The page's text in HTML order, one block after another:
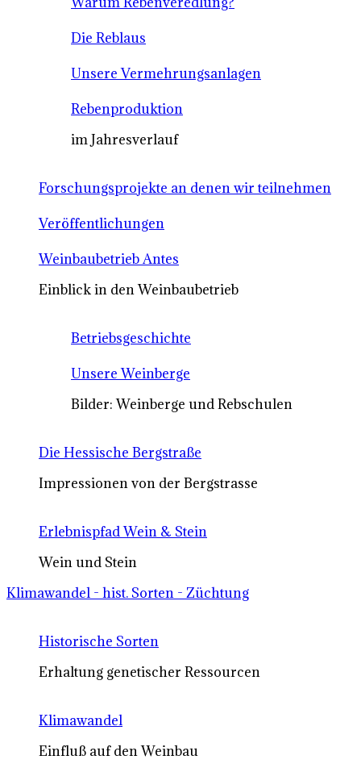
Die Reblaus
Unsere Vermehrungsanlagen
Rebenproduktion
im Jahresverlauf
Forschungsprojekte an denen wir teilnehmen
Veröffentlichungen
Weinbaubetrieb Antes
Einblick in den Weinbaubetrieb
Betriebsgeschichte
Unsere Weinberge
Bilder: Weinberge und Rebschulen
Die Hessische Bergstraße
Impressionen von der Bergstrasse
Erlebnispfad Wein & Stein
Wein und Stein
Klimawandel - hist. Sorten - Züchtung
Historische Sorten
Erhaltung genetischer Ressourcen
Klimawandel
Einfluß auf den Weinbau